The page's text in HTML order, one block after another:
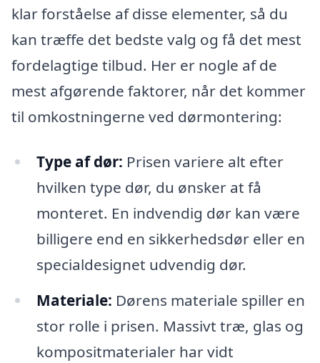
klar forståelse af disse elementer, så du
kan træffe det bedste valg og få det mest
fordelagtige tilbud. Her er nogle af de
mest afgørende faktorer, når det kommer
til omkostningerne ved dørmontering:
Type af dør: Prisen variere alt efter
hvilken type dør, du ønsker at få
monteret. En indvendig dør kan være
billigere end en sikkerhedsdør eller en
specialdesignet udvendig dør.
Materiale: Dørens materiale spiller en
stor rolle i prisen. Massivt træ, glas og
kompositmaterialer har vidt